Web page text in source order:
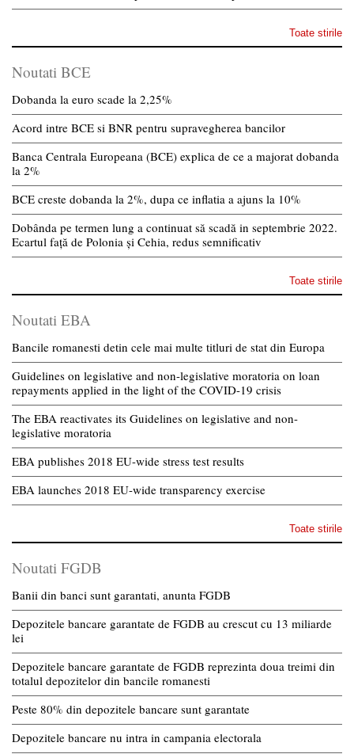
Toate stirile
Noutati BCE
Dobanda la euro scade la 2,25%
Acord intre BCE si BNR pentru supravegherea bancilor
Banca Centrala Europeana (BCE) explica de ce a majorat dobanda
la 2%
BCE creste dobanda la 2%, dupa ce inflatia a ajuns la 10%
Dobânda pe termen lung a continuat să scadă in septembrie 2022.
Ecartul față de Polonia și Cehia, redus semnificativ
Toate stirile
Noutati EBA
Bancile romanesti detin cele mai multe titluri de stat din Europa
Guidelines on legislative and non-legislative moratoria on loan
repayments applied in the light of the COVID-19 crisis
The EBA reactivates its Guidelines on legislative and non-
legislative moratoria
EBA publishes 2018 EU-wide stress test results
EBA launches 2018 EU-wide transparency exercise
Toate stirile
Noutati FGDB
Banii din banci sunt garantati, anunta FGDB
Depozitele bancare garantate de FGDB au crescut cu 13 miliarde
lei
Depozitele bancare garantate de FGDB reprezinta doua treimi din
totalul depozitelor din bancile romanesti
Peste 80% din depozitele bancare sunt garantate
Depozitele bancare nu intra in campania electorala